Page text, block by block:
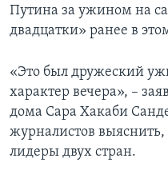
Путина за ужином на
двадцатки» ранее в
«Это был дружеский
характер вечера», –
дома Сара Хакаби
журналистов
лидеры двух стран.